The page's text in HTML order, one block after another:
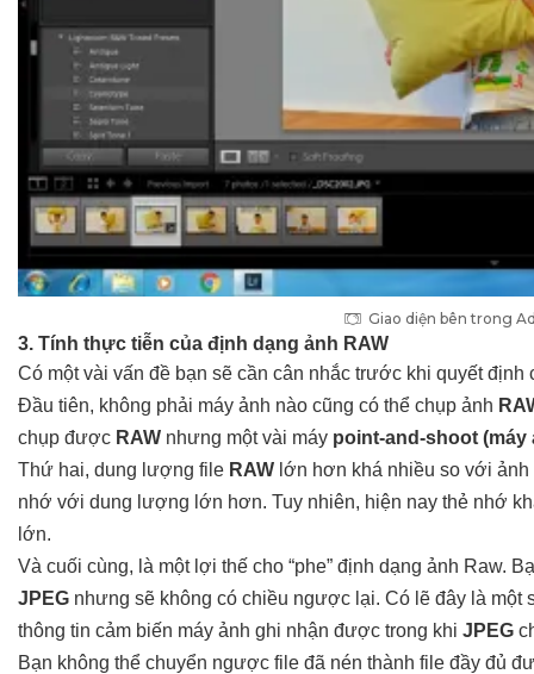
Giao diện bên trong
3. Tính thực tiễn của định dạng ảnh RAW
Có một vài vấn đề bạn sẽ cần cân nhắc trước khi quyết
Đầu tiên, không phải máy ảnh nào cũng có thể chụp ảnh
chụp được RAW nhưng một vài máy point-and-shoot (máy
Thứ hai, dung lượng file RAW lớn hơn khá nhiều so với ảnh
nhớ với dung lượng lớn hơn. Tuy nhiên, hiện nay thẻ nhớ
lớn.
Và cuối cùng, là một lợi thế cho “phe” định dạng ảnh Raw.
JPEG nhưng sẽ không có chiều ngược lại. Có lẽ đây là
thông tin cảm biến máy ảnh ghi nhận được trong khi JPEG
Bạn không thể chuyển ngược file đã nén thành file đầy đủ